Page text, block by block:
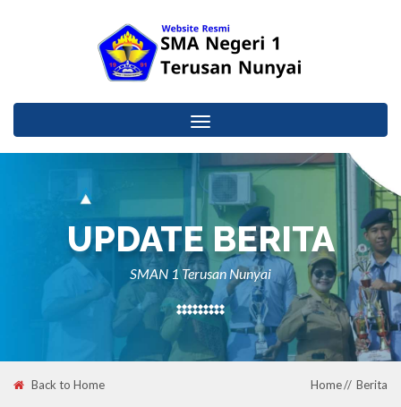
Toggle
navigation
UPDATE BERITA
SMAN 1 Terusan Nunyai
Back to Home Home Berita